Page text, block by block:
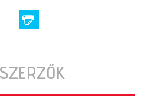
SZERZŐK